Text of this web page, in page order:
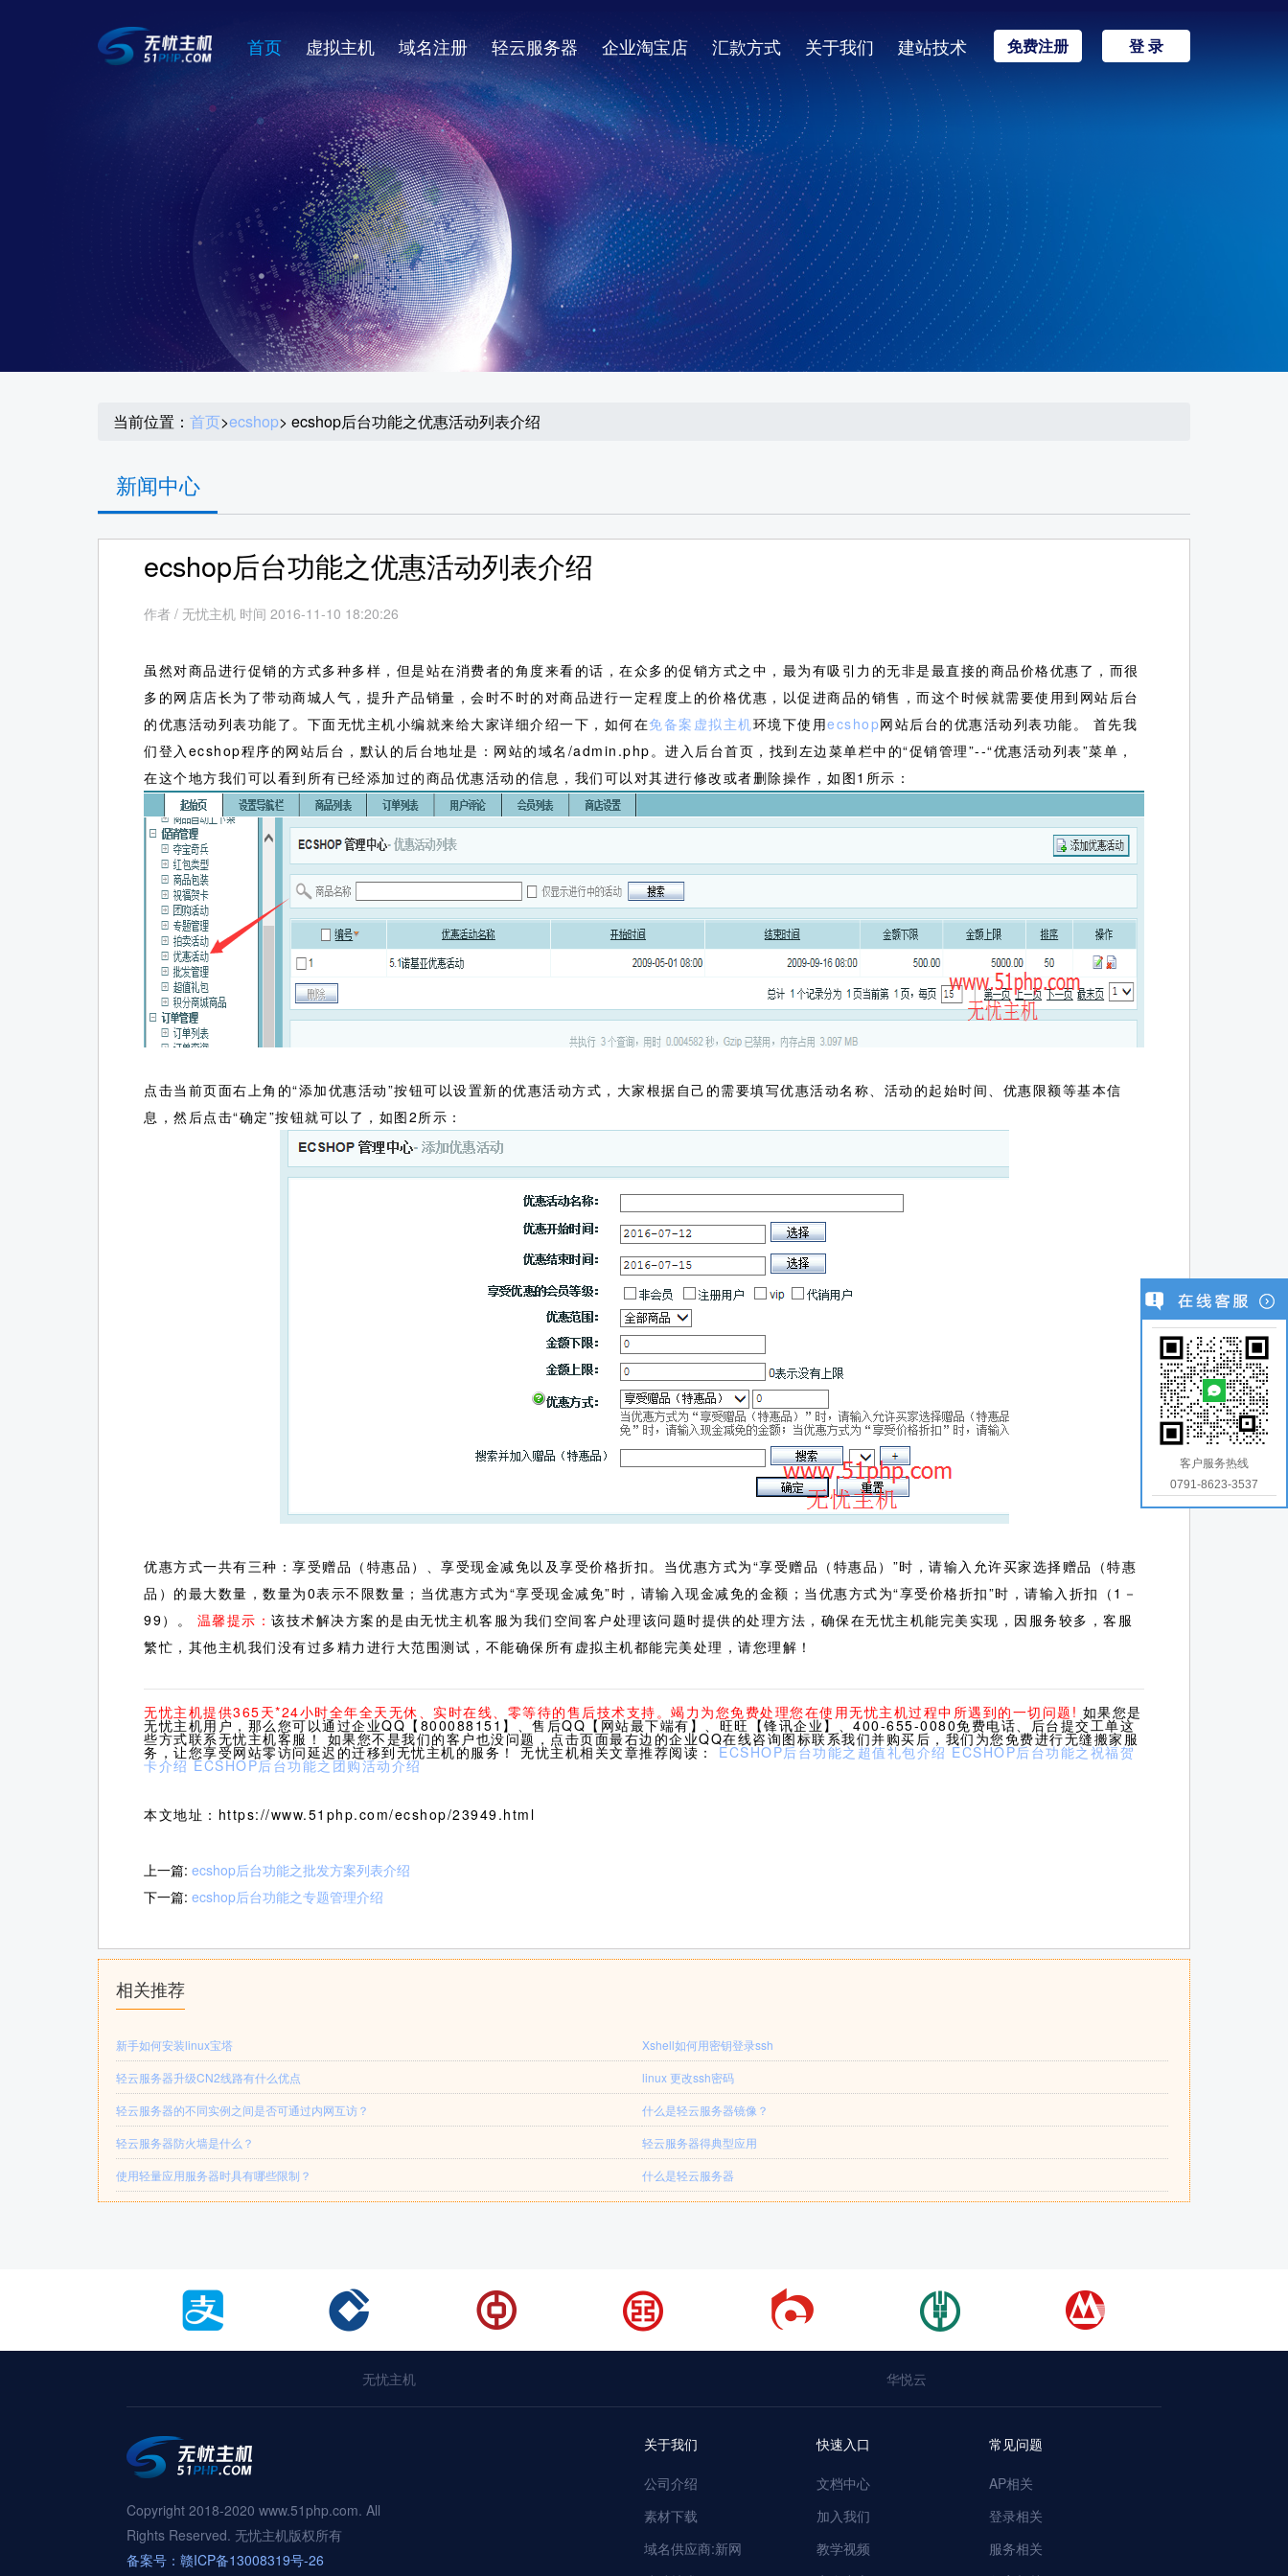
首页 虚拟主机 域名注册 轻云服务器 企业淘宝店 汇款方式 关于我们 建站技术 免费注册 登 录
当前位置： 首页>ecshop> ecshop后台功能之优惠活动列表介绍
新闻中心
ecshop后台功能之优惠活动列表介绍
作者 / 无忧主机 时间 2016-11-10 18:20:26
虽然对商品进行促销的方式多种多样，但是站在消费者的角度来看的话，在众多的促销方式之中，最为有吸引力的无非是最直接的商品价格优惠了，而很
多的网店店长为了带动商城人气，提升产品销量，会时不时的对商品进行一定程度上的价格优惠，以促进商品的销售，而这个时候就需要使用到网站后台
的优惠活动列表功能了。下面无忧主机小编就来给大家详细介绍一下，如何在免备案虚拟主机环境下使用ecshop网站后台的优惠活动列表功能。
首先我
们登入ecshop程序的网站后台，默认的后台地址是：网站的域名/admin.php。进入后台首页，找到左边菜单栏中的“促销管理”--“优惠活动列表”菜单，
在这个地方我们可以看到所有已经添加过的商品优惠活动的信息，我们可以对其进行修改或者删除操作，如图1所示：
点击当前页面右上角的“添加优惠活动”按钮可以设置新的优惠活动方式，大家根据自己的需要填写优惠活动名称、活动的起始时间、优惠限额等基本信
息，然后点击“确定”按钮就可以了，如图2所示：
优惠方式一共有三种：享受赠品（特惠品）、享受现金减免以及享受价格折扣。当优惠方式为“享受赠品（特惠品）”时，请输入允许买家选择赠品（特惠
品）的最大数量，数量为0表示不限数量；当优惠方式为“享受现金减免”时，请输入现金减免的金额；当优惠方式为“享受价格折扣”时，请输入折扣（1－
99）。 温馨提示： 该技术解决方案的是由无忧主机客服为我们空间客户处理该问题时提供的处理方法，确保在无忧主机能完美实现，因服务较多，客服
繁忙，其他主机我们没有过多精力进行大范围测试，不能确保所有虚拟主机都能完美处理，请您理解！
无忧主机提供365天*24小时全年全天无休、实时在线、零等待的售后技术支持。竭力为您免费处理您在使用无忧主机过程中所遇到的一切问题! 如果您是
无忧主机用户，那么您可以通过企业QQ【800088151】、售后QQ【网站最下端有】、旺旺【锋讯企业】、400-655-0080免费电话、后台提交工单这
些方式联系无忧主机客服！ 如果您不是我们的客户也没问题，点击页面最右边的企业QQ在线咨询图标联系我们并购买后，我们为您免费进行无缝搬家服
务，让您享受网站零访问延迟的迁移到无忧主机的服务！ 无忧主机相关文章推荐阅读： ECSHOP后台功能之超值礼包介绍 ECSHOP后台功能之祝福贺
卡介绍 ECSHOP后台功能之团购活动介绍
本文地址：https://www.51php.com/ecshop/23949.html
上一篇: ecshop后台功能之批发方案列表介绍
下一篇: ecshop后台功能之专题管理介绍
相关推荐
新手如何安装linux宝塔
Xshell如何用密钥登录ssh
轻云服务器升级CN2线路有什么优点
linux 更改ssh密码
轻云服务器的不同实例之间是否可通过内网互访？
什么是轻云服务器镜像？
轻云服务器防火墙是什么？
轻云服务器得典型应用
使用轻量应用服务器时具有哪些限制？
什么是轻云服务器
无忧主机 华悦云
Copyright 2018-2020 www.51php.com. All
Rights Reserved. 无忧主机版权所有
备案号：赣ICP备13008319号-26
关于我们
公司介绍
素材下载
域名供应商:新网
快速入口
文档中心
加入我们
教学视频
常见问题
AP相关
登录相关
服务相关
客户服务热线
0791-8623-3537